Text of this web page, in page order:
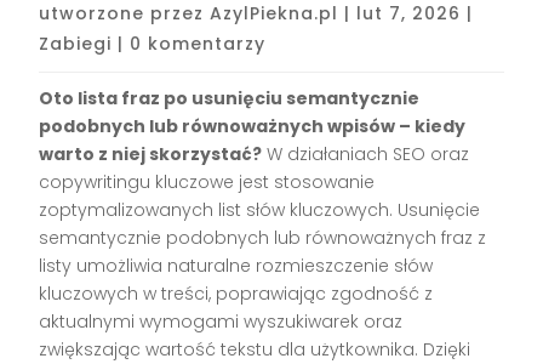
utworzone przezAzylPiekna.pl | lut 7, 2026 |
Zabiegi | 0 komentarzy
Oto lista fraz po usunięciu semantycznie
podobnych lub równoważnych wpisów – kiedy
warto z niej skorzystać? W działaniach SEO oraz
copywritingu kluczowe jest stosowanie
zoptymalizowanych list słów kluczowych. Usunięcie
semantycznie podobnych lub równoważnych fraz z
listy umożliwia naturalne rozmieszczenie słów
kluczowych w treści, poprawiając zgodność z
aktualnymi wymogami wyszukiwarek oraz
zwiększając wartość tekstu dla użytkownika. Dzięki